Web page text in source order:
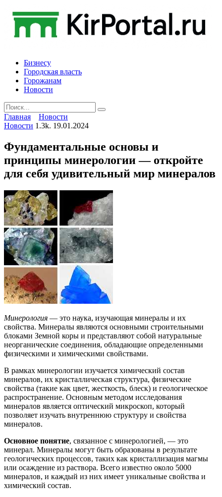
content
Бизнесу
Городская власть
Горожанам
Новости
Search
for:
Главная
Новости
Новости 1.3k. 19.01.2024
Фундаментальные основы и
принципы минерологии — откройте
для себя удивительный мир минералов
Минерология — это наука, изучающая минералы и их
свойства. Минералы являются основными строительными
блоками Земной коры и представляют собой натуральные
неорганические соединения, обладающие определенными
физическими и химическими свойствами.
В рамках минерологии изучается химический состав
минералов, их кристаллическая структура, физические
свойства (такие как цвет, жесткость, блеск) и геологическое
распространение. Основным методом исследования
минералов является оптический микроскоп, который
позволяет изучать внутреннюю структуру и свойства
минералов.
Основное понятие, связанное с минерологией, — это
минерал. Минералы могут быть образованы в результате
геологических процессов, таких как кристаллизация магмы
или осаждение из раствора. Всего известно около 5000
минералов, и каждый из них имеет уникальные свойства и
химический состав.